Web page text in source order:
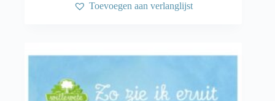
Toevoegen aan verlanglijst